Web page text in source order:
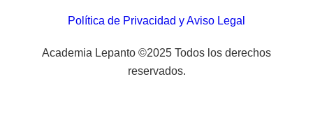
Política de Privacidad y Aviso Legal
Academia Lepanto ©2025 Todos los derechos
reservados.